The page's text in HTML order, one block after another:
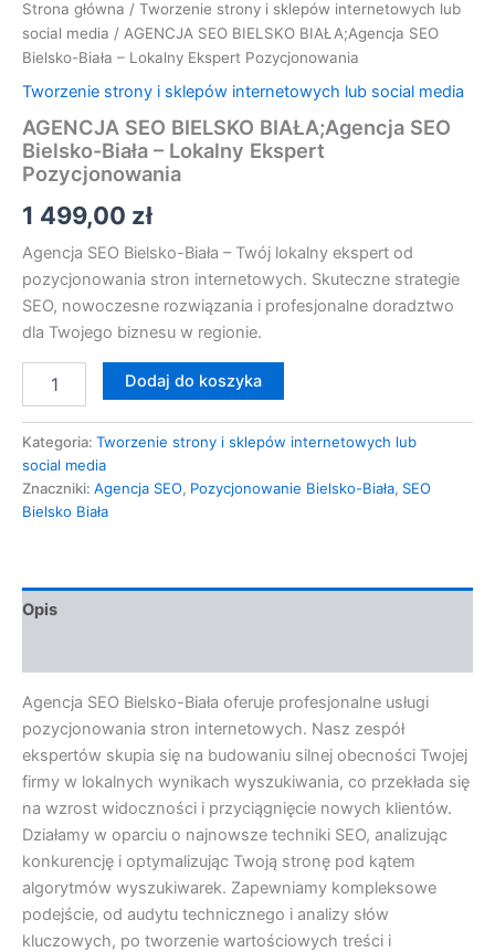
Strona główna / Tworzenie strony i sklepów internetowych lub
social media / AGENCJA SEO BIELSKO BIAŁA;Agencja SEO
Bielsko-Biała – Lokalny Ekspert Pozycjonowania
Tworzenie strony i sklepów internetowych lub social media
AGENCJA SEO BIELSKO BIAŁA;Agencja SEO
Bielsko-Biała – Lokalny Ekspert
Pozycjonowania
1 499,00 zł
Agencja SEO Bielsko-Biała – Twój lokalny ekspert od
pozycjonowania stron internetowych. Skuteczne strategie
SEO, nowoczesne rozwiązania i profesjonalne doradztwo
dla Twojego biznesu w regionie.
Dodaj do koszyka
Kategoria: Tworzenie strony i sklepów internetowych lub
social media
Znaczniki: Agencja SEO, Pozycjonowanie Bielsko-Biała, SEO
Bielsko Biała
Opis
Agencja SEO Bielsko-Biała oferuje profesjonalne usługi
pozycjonowania stron internetowych. Nasz zespół
ekspertów skupia się na budowaniu silnej obecności Twojej
firmy w lokalnych wynikach wyszukiwania, co przekłada się
na wzrost widoczności i przyciągnięcie nowych klientów.
Działamy w oparciu o najnowsze techniki SEO, analizując
konkurencję i optymalizując Twoją stronę pod kątem
algorytmów wyszukiwarek. Zapewniamy kompleksowe
podejście, od audytu technicznego i analizy słów
kluczowych, po tworzenie wartościowych treści i